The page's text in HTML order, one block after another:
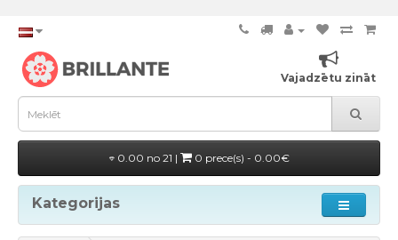
Vajadzētu zināt
0.00 no 21 | 0 prece(s) - 0.00€
Kategorijas